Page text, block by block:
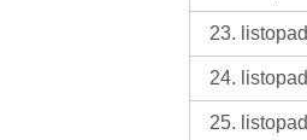
23. listopad
24. listopad
25. listopad